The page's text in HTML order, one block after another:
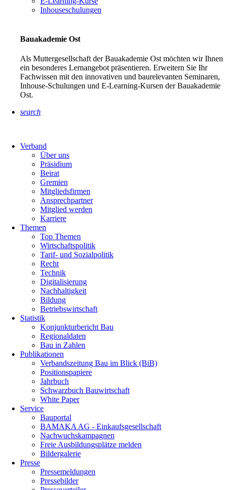
Inhouseschulungen
Bauakademie Ost
Als Muttergesellschaft der Bauakademie Ost möchten wir Ihnen
ein besonderes Lernangebot präsentieren. Erweitern Sie Ihr
Fachwissen mit den innovativen und baurelevanten Seminaren,
Inhouse-Schulungen und E-Learning-Kursen der Bauakademie
Ost.
search
Verband
Über uns
Präsidium
Beirat
Gremien
Mitgliedsfirmen
Ansprechpartner
Mitglied werden
Karriere
Themen
Top Themen
Wirtschaftspolitik
Tarif- und Sozialpolitik
Recht
Technik
Digitalisierung
Nachhaltigkeit
Bildung
Betriebswirtschaft
Statistik
Konjunkturbericht Bau
Regionaldaten
Bau in Zahlen
Publikationen
Verbandszeitung Bau im Blick (BiB)
Positionspapiere
Jahrbuch
Schwarzbuch Bauwirtschaft
White Paper
Service
Bauportal
BAMAKA AG - Einkaufsgesellschaft
Nachwuchskampagnen
Freie Ausbildungsplätze melden
Bildergalerie
Presse
Pressemeldungen
Pressebilder